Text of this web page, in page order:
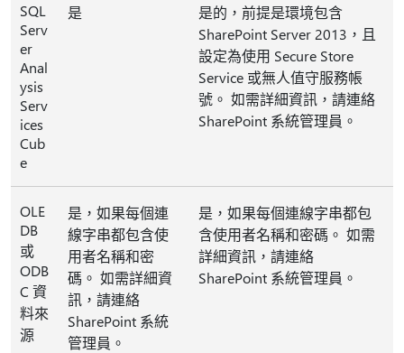
SQL
Serv
er
Anal
ysis
Serv
ices
Cub
e
是
是的，前提是環境包含
SharePoint Server 2013，且
設定為使用 Secure Store
Service 或無人值守服務帳
號。 如需詳細資訊，請連絡
SharePoint 系統管理員。
OLE
DB
或
ODB
C 資
料來
源
是，如果每個連
線字串都包含使
用者名稱和密
碼。 如需詳細資
訊，請連絡
SharePoint 系統
管理員。
是，如果每個連線字串都包
含使用者名稱和密碼。 如需
詳細資訊，請連絡
SharePoint 系統管理員。